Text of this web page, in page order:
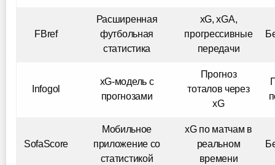
FBref
Расширенная
футбольная
статистика
xG, xGA,
прогрессивные
передачи
Infogol
xG-модель с
прогнозами
Прогноз
тоталов через
xG
SofaScore
Мобильное
приложение со
статистикой
xG по матчам в
реальном
времени